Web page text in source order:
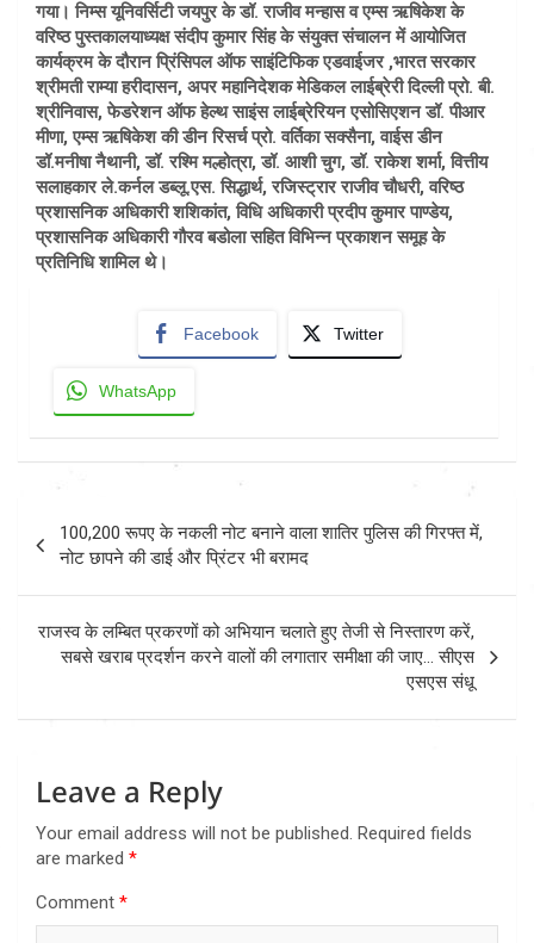
गया। निम्स यूनिवर्सिटी जयपुर के डॉ. राजीव मन्हास व एम्स ऋषिकेश के
वरिष्ठ पुस्तकालयाध्यक्ष संदीप कुमार सिंह के संयुक्त संचालन में आयोजित
कार्यक्रम के दौरान प्रिंसिपल ऑफ साइंटिफिक एडवाईजर ,भारत सरकार
श्रीमती राम्या हरीदासन, अपर महानिदेशक मेडिकल लाईब्रेरी दिल्ली प्रो. बी.
श्रीनिवास, फेडरेशन ऑफ हेल्थ साइंस लाईब्रेरियन एसोसिएशन डॉ. पीआर
मीणा, एम्स ऋषिकेश की डीन रिसर्च प्रो. वर्तिका सक्सैना, वाईस डीन
डॉ.मनीषा नैथानी, डॉ. रश्मि मल्होत्रा, डॉ. आशी चुग, डॉ. राकेश शर्मा, वित्तीय
सलाहकार ले.कर्नल डब्लू.एस. सिद्धार्थ, रजिस्ट्रार राजीव चौधरी, वरिष्ठ
प्रशासनिक अधिकारी शशिकांत, विधि अधिकारी प्रदीप कुमार पाण्डेय,
प्रशासनिक अधिकारी गौरव बडोला सहित विभिन्न प्रकाशन समूह के
प्रतिनिधि शामिल थे।
Facebook Twitter
WhatsApp
Post
navigation
100,200 रूपए के नकली नोट बनाने वाला शातिर पुलिस की गिरफ्त में,
नोट छापने की डाई और प्रिंटर भी बरामद
राजस्व के लम्बित प्रकरणों को अभियान चलाते हुए तेजी से निस्तारण करें,
सबसे खराब प्रदर्शन करने वालों की लगातार समीक्षा की जाए… सीएस
एसएस संधू
Leave a Reply
Your email address will not be published. Required fields
are marked *
Comment *